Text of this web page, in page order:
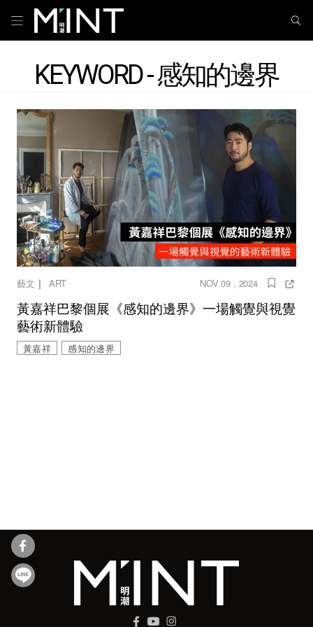
KEYWORD - 感知的邊界
藝文 ｜ ART NOV 09 , 2024
黃嘉祥巴黎個展《感知的邊界》一場觸覺與視覺
藝術新體驗
黃嘉祥 感知的邊界